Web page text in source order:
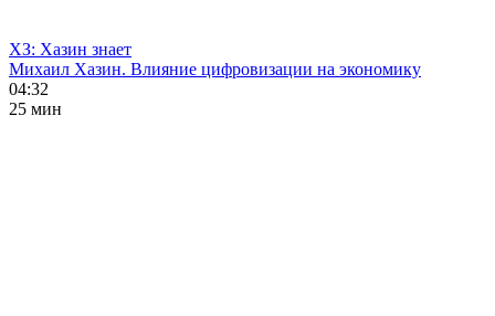
ХЗ: Хазин знает
Михаил Хазин. Влияние цифровизации на экономику
04:32
25 мин